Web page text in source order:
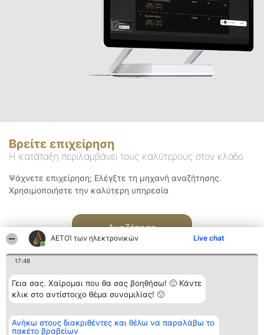
ΑΕΤΟΊ των ηλεκτρονικών Live chat
17:48
Γεια σας. Χαίρομαι που θα σας βοηθήσω! 🙂 Κάντε
κλικ στο αντίστοιχο θέμα συνομιλίας! 🙂
Ανήκω στους διακριθέντες και θέλω να παραλάβω το
πακέτο βραβείων
Βρείτε επιχείρηση
Η κατάταξη περιλαμβάνει τους καλύτερους στον κλάδο
Ψάχνετε επιχείρηση; Ελέγξτε τη μηχανή αναζήτησης.
Χρησιμοποιήστε την καλύτερη υπηρεσία
Αναζήτηση
Διοργανωτής της
κατάταξης
BEAUTIFUL COMPANY
Κατάταξη
Διακριθέντες
Επικοινωνία
Επικοινωνία